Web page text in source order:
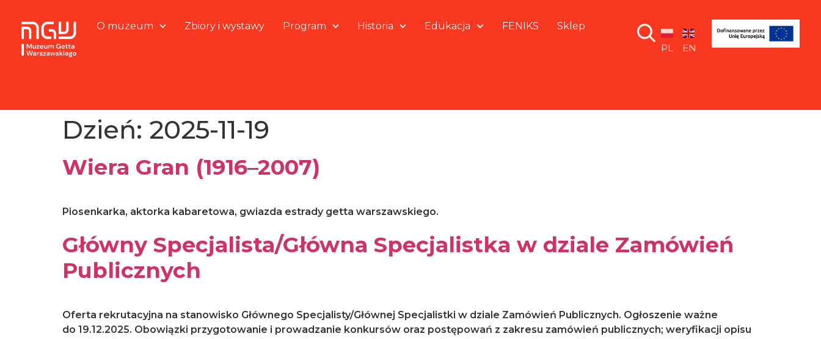
O muzeum Zbiory i wystawy Program Historia Edukacja FENIKS
Sklep
PL
EN
Dzień: 2025-11-19
Wiera Gran (1916–2007)
Piosenkarka, aktorka kabaretowa, gwiazda estrady getta warszawskiego.
Główny Specjalista/Główna Specjalistka w dziale Zamówień
Publicznych
Oferta rekrutacyjna na stanowisko Głównego Specjalisty/Głównej Specjalistki w dziale Zamówień Publicznych. Ogłoszenie ważne
do 19.12.2025. Obowiązki przygotowanie i prowadzanie konkursów oraz postępowań z zakresu zamówień publicznych; weryfikacji opisu